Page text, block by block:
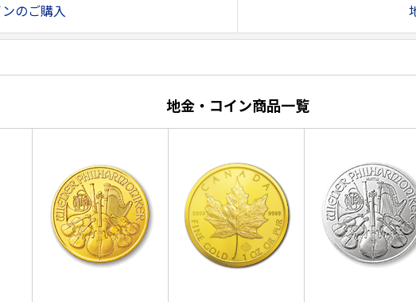
のご購入
地金・コイン商品一覧